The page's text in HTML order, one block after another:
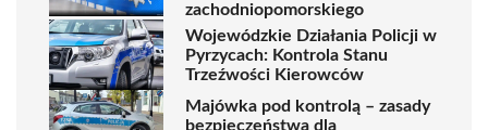
zachodniopomorskiego
Wojewódzkie Działania Policji w
Pyrzycach: Kontrola Stanu
Trzeźwości Kierowców
Majówka pod kontrolą – zasady
bezpieczeństwa dla